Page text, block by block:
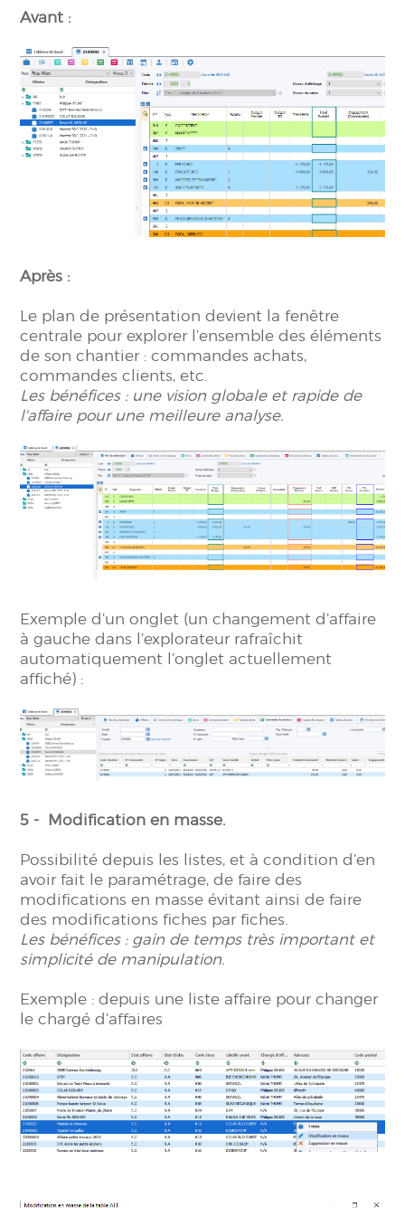
Avant :
Après :
Le plan de présentation devient la fenêtre
centrale pour explorer l’ensemble des éléments
de son chantier : commandes achats,
commandes clients, etc.
Les bénéfices : une vision globale et rapide de
l'affaire pour une meilleure analyse.
Exemple d’un onglet (un changement d’affaire
à gauche dans l’explorateur rafraîchit
automatiquement l’onglet actuellement
affiché) :
5 - Modification en masse.
Possibilité depuis les listes, et à condition d’en
avoir fait le paramétrage, de faire des
modifications en masse évitant ainsi de faire
des modifications fiches par fiches.
Les bénéfices : gain de temps très important et
simplicité de manipulation.
Exemple : depuis une liste affaire pour changer
le chargé d’affaires